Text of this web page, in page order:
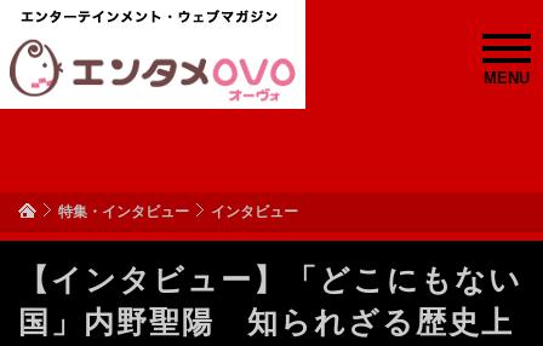
MENU
特集・インタビュー インタビュー
【インタビュー】「どこにもない
国」内野聖陽 知られざる歴史上